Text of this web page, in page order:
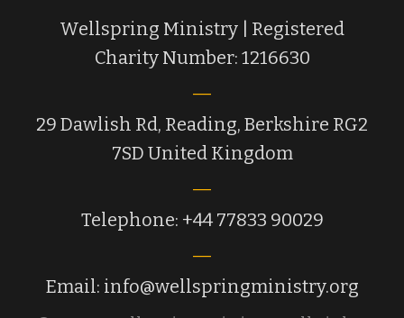
Wellspring Ministry | Registered
Charity Number: 1216630
29 Dawlish Rd, Reading, Berkshire RG2
7SD United Kingdom
Telephone: +44 77833 90029
Email: info@wellspringministry.org